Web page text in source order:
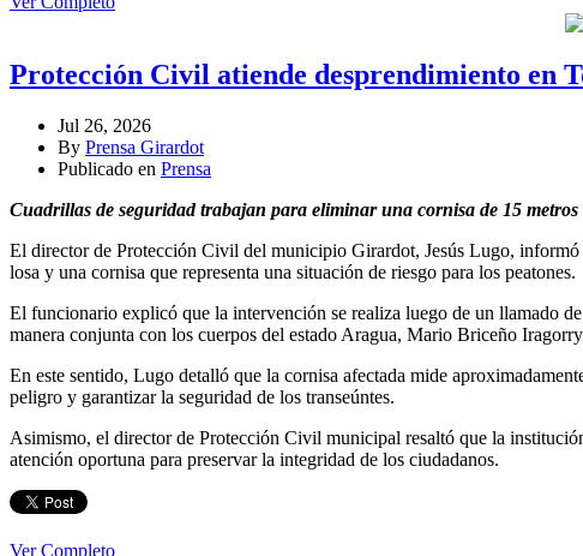
Protección Civil atiende desprendimiento en
Jul 26, 2026
By Prensa Girardot
Publicado en Prensa
Cuadrillas de seguridad trabajan para eliminar una cornisa de 15
El director de Protección Civil del municipio Girardot, Jesús Lugo, informó
losa y una cornisa que representa una situación de riesgo para los peatones.
El funcionario explicó que la intervención se realiza luego de un llamado
manera conjunta con los cuerpos del estado Aragua, Mario Briceño
En este sentido, Lugo detalló que la cornisa afectada mide
peligro y garantizar la seguridad de los transeúntes.
Asimismo, el director de Protección Civil municipal resaltó que la
atención oportuna para preservar la integridad de los ciudadanos.
Ver Completo